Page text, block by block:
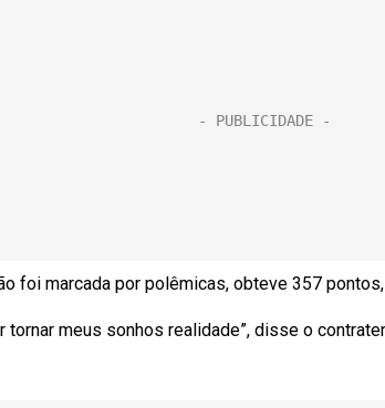
foi marcada por polêmicas, obteve 357
tornar meus sonhos realidade”, disse o